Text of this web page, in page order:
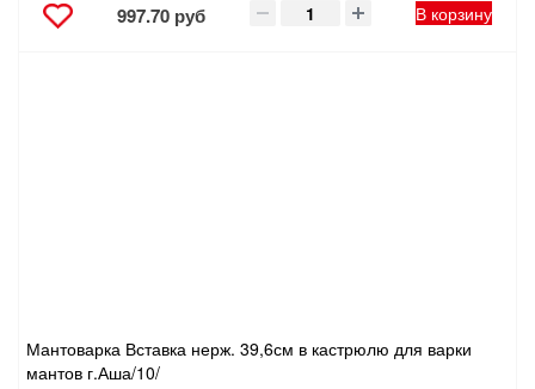
997.70 руб В корзину
Мантоварка Вставка нерж. 39,6см в кастрюлю для варки
мантов г.Аша/10/